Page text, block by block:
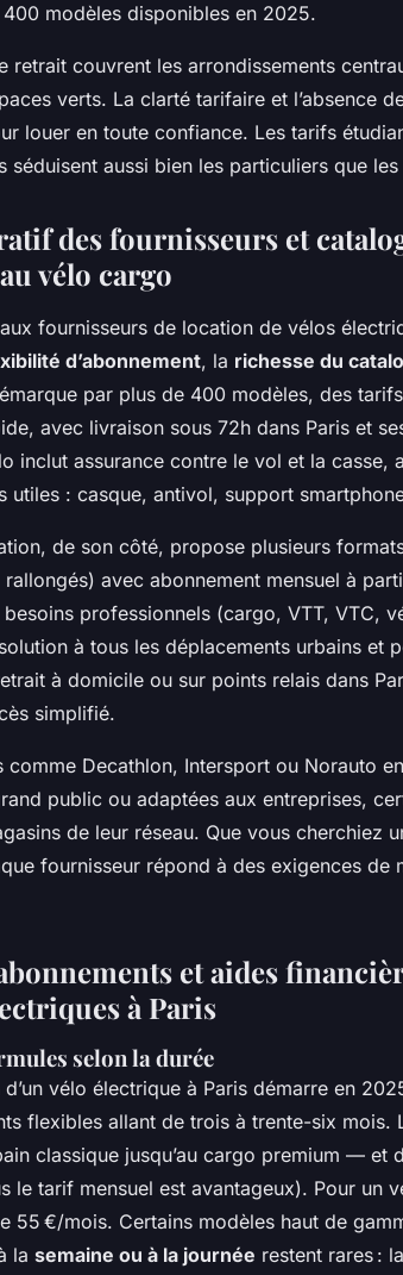
modèles disponibles en 2025.
retrait couvrent les arrondissements
verts. La clarté tarifaire et l’absence
louer en toute confiance. Les tarifs
séduisent aussi bien les particuliers que
des fournisseurs et
vélo cargo
fournisseurs de location de vélos
d’abonnement, la richesse du
par plus de 400 modèles, des
avec livraison sous 72h dans Paris et
inclut assurance contre le vol et la casse,
utiles : casque, antivol, support
de son côté, propose plusieurs
avec abonnement mensuel à
professionnels (cargo, VTT, VTC,
à tous les déplacements urbains et
à domicile ou sur points relais dans
simplifié.
comme Decathlon, Intersport ou Norauto
public ou adaptées aux entreprises,
de leur réseau. Que vous cherchiez
fournisseur répond à des exigences
et aides
à Paris
selon la durée
vélo électrique à Paris démarre en
flexibles allant de trois à trente-six
classique jusqu’au cargo premium — et
le tarif mensuel est avantageux). Pour un
55 €/mois. Certains modèles haut de
la semaine ou à la journée restent rares :